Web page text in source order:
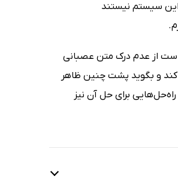
سیستم نیستند
از عدم درک متن عصبانی
و بگوید پشت چنین ظاهر
برای حل آن نیز